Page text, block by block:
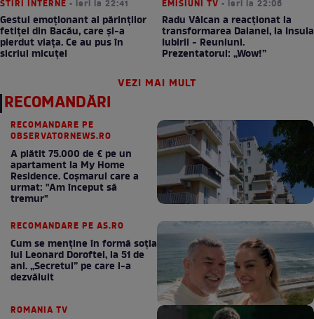
STIRI INTERNE • ieri la 22:41
Gestul emoționant al părinților
fetiței din Bacău, care și-a
pierdut viața. Ce au pus în
sicriul micuței
EMISIUNI TV • ieri la 22:06
Radu Vâlcan a reacționat la
transformarea Daianei, la Insula
Iubirii - Reuniuni.
Prezentatorul: „Wow!”
VEZI MAI MULT
RECOMANDĂRI
RECOMANDARE PE
OBSERVATORNEWS.RO
A plătit 75.000 de € pe un
apartament la My Home
Residence. Coşmarul care a
urmat: "Am început să
tremur"
RECOMANDARE PE AS.RO
Cum se menţine în formă soţia
lui Leonard Doroftei, la 51 de
ani. „Secretul” pe care l-a
dezvăluit
ROMANIA TV